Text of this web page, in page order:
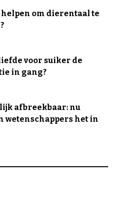
om dierentaal te
voor suiker de
in gang?
afbreekbaar: nu
wetenschappers het in